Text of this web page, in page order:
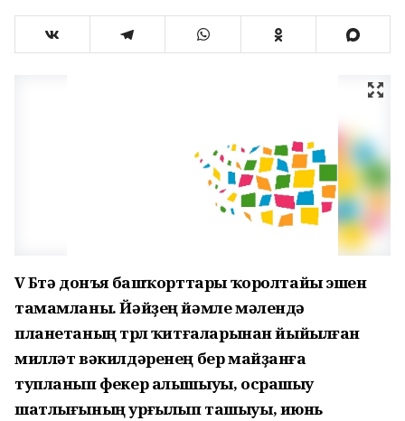
V Бөтә донъя башҡорттары ҡоролтайы эшен
тамамланы. Йәйҙең йәмле мәлендә
планетаның төрлө ҡитғаларынан йыйылған
милләт вәкилдәренең бер майҙанға
тупланып фекер алышыуы, осрашыу
шатлығының урғылып ташыуы, июнь